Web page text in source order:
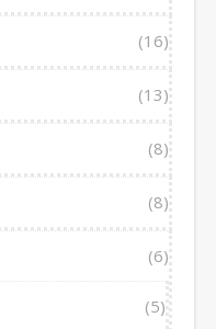
(16)
(13)
(8)
(8)
(6)
(5)